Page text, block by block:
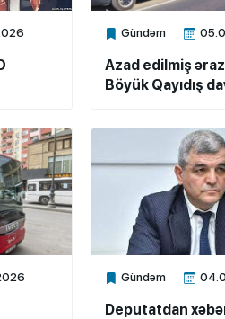
Gündəm
Xalq.Online
Azad edilmiş
Böyük Qayıdış
Gündəm
Xalq.Online
Deputatdan